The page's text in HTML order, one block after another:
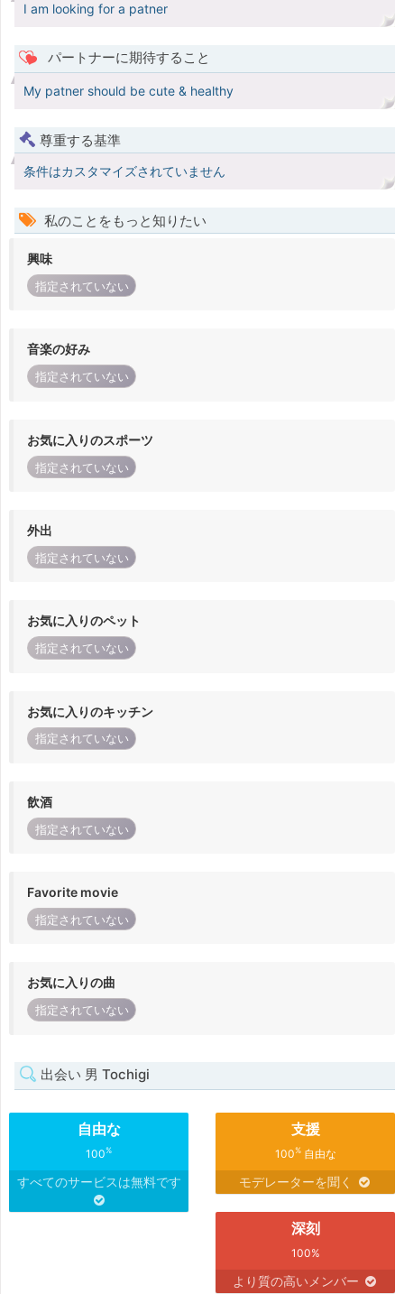
I am looking for a patner
パートナーに期待すること
My patner should be cute & healthy
尊重する基準
条件はカスタマイズされていません
私のことをもっと知りたい
興味
指定されていない
音楽の好み
指定されていない
お気に入りのスポーツ
指定されていない
外出
指定されていない
お気に入りのペット
指定されていない
お気に入りのキッチン
指定されていない
飲酒
指定されていない
Favorite movie
指定されていない
お気に入りの曲
指定されていない
出会い 男 Tochigi
自由な
100%
すべてのサービスは無料です
支援
100%自由な
モデレーターを聞く
深刻
100%
より質の高いメンバー